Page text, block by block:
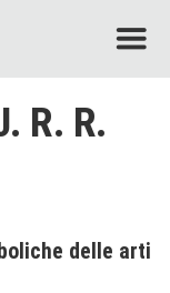
R. R.
delle arti